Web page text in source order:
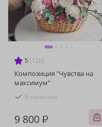
5 (120)
Композиция "Чувства на
максимум"
В наличии
9 800 ₽